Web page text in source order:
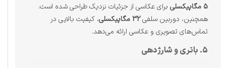
5 مگاپیکسلی
برای عکاسی از جزئیات نزدیک طراحی شده است.
همچنین، دوربین سلفی32 مگاپیکسلی
، کیفیت بالایی در
تماس‌های تصویری و عکاسی ارائه می‌دهد.
۵. باتری و شارژدهی